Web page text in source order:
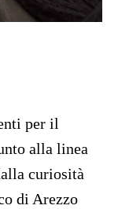
per il
alla linea
curiosità
di Arezzo